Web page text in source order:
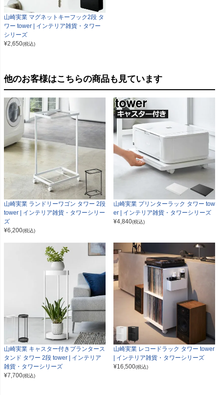
山崎実業 マグネットキーフック2段 タ
ワー tower | インテリア雑貨・タワー
シリーズ
¥2,650(税込)
他のお客様はこちらの商品も見ています
山崎実業 ランドリーワゴン タワー 2段
tower | インテリア雑貨・タワーシリー
ズ
¥6,200(税込)
山崎実業 プリンターラック タワー tow
er | インテリア雑貨・タワーシリーズ
¥4,840(税込)
山崎実業 キャスター付きプランタース
タンド タワー 2段 tower | インテリア
雑貨・タワーシリーズ
¥7,700(税込)
山崎実業 レコードラック タワー tower
| インテリア雑貨・タワーシリーズ
¥16,500(税込)